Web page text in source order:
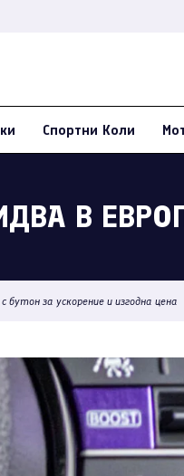
Спортни Коли
В
бутон за ускорение и изгодна цена